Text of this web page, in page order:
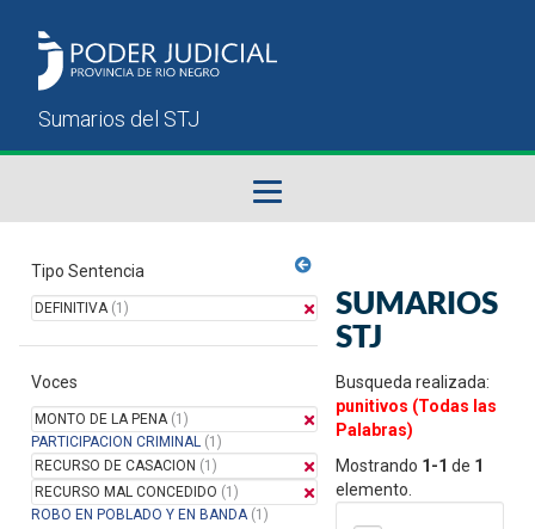
Sumarios del STJ
Manual del Usuario
Tipo Sentencia
DEFINITIVA(1)
Voces
MONTO DE LA PENA(1)
PARTICIPACION CRIMINAL (1)
RECURSO DE CASACION (1)
RECURSO MAL CONCEDIDO (1)
ROBO EN POBLADO Y EN BANDA(1)
SUMARIOS
STJ
Busqueda realizada:
punitivos (Todas las
Palabras)
Mostrando 1-1 de 1
elemento.